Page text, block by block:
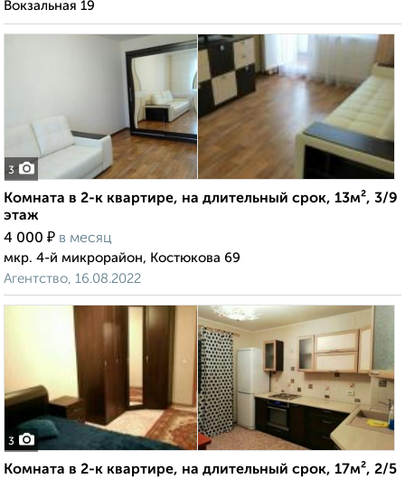
Вокзальная 19
3
Комната в 2-к квартире, на длительный срок, 13м², 3/9
этаж
4 000 ₽ в месяц
мкр. 4-й микрорайон, Костюкова 69
Агентство, 16.08.2022
3
Комната в 2-к квартире, на длительный срок, 17м², 2/5